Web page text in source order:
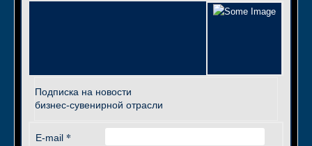
Подписка на новости
бизнес-сувенирной отрасли
E-mail *